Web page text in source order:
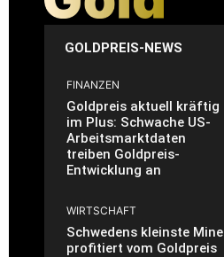
GOLDPREIS-NEWS
FINANZEN
Goldpreis aktuell kräftig
im Plus: Schwache US-
Arbeitsmarktdaten
treiben Goldpreis-
Entwicklung an
WIRTSCHAFT
Schwedens kleinste Mine
profitiert vom Goldpreis